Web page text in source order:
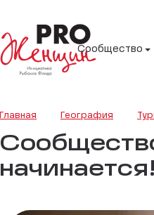
Сообщество
Главная География
начинается!